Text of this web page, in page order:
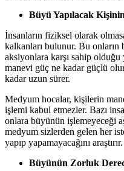
Büyü Yapılacak
İnsanların fiziksel olarak
kalkanları bulunur. Bu onların
aksiyonlara karşı sahip
manevi güç ne kadar güçlü
kadar uzun sürer.
Medyum hocalar, kişilerin
işlemi kabul etmezler. Bazı
onlara büyünün işlemeyeceği
medyum sizlerden gelen her
yapıp yapamayacağını araştırır.
Büyünün Zorluk